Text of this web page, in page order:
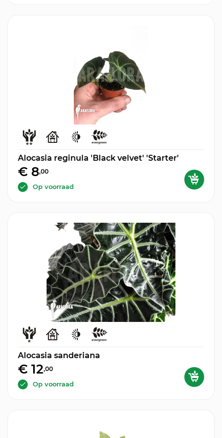
Alocasia reginula 'Black velvet' 'Starter'
€ 8,00
Op voorraad
Alocasia sanderiana
€ 12,00
Op voorraad